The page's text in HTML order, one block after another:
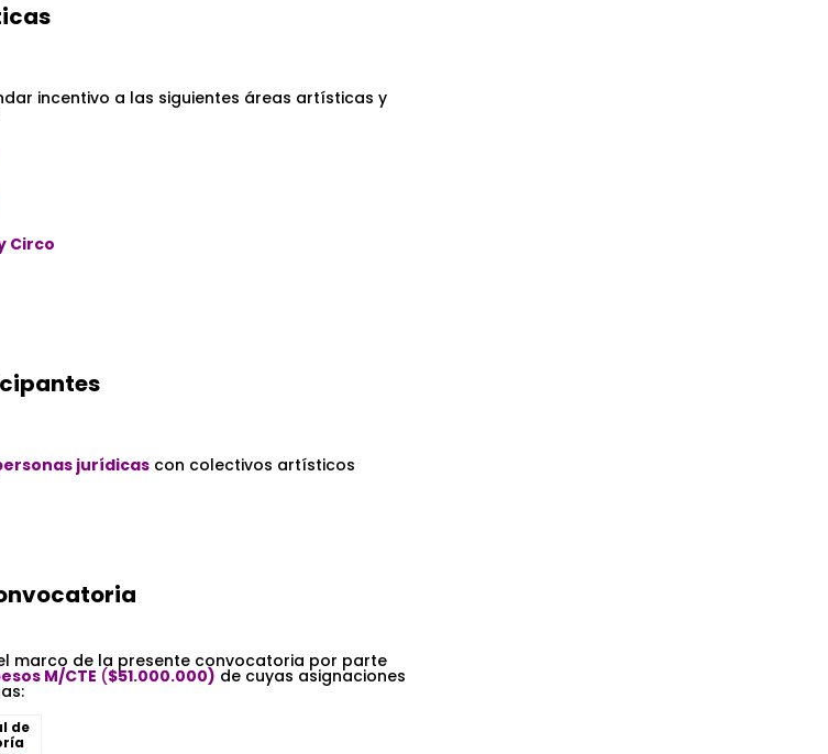
incentivo a las siguientes áreas artísticas y
Circo
jurídicas con colectivos artísticos
marco de la presente convocatoria por parte
M/CTE ($51.000.000) de cuyas asignaciones
de